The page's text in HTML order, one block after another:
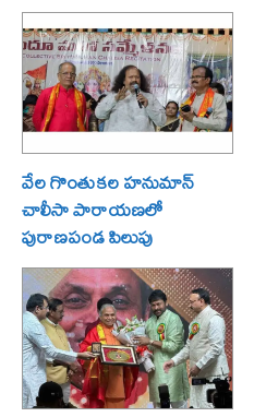
వేల గొంతుకల హనుమాన్
చాలీసా పారాయణలో
పురాణపండ పిలుపు